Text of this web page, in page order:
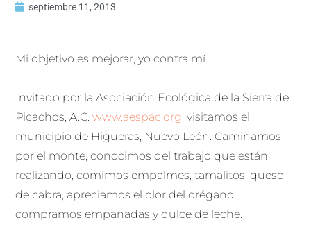
septiembre 11, 2013
Mi objetivo es mejorar, yo contra mí.
Invitado por la Asociación Ecológica de la Sierra de
Picachos, A.C.www.aespac.org, visitamos el
municipio de Higueras, Nuevo León. Caminamos
por el monte, conocimos del trabajo que están
realizando, comimos empalmes, tamalitos, queso
de cabra, apreciamos el olor del orégano,
compramos empanadas y dulce de leche.